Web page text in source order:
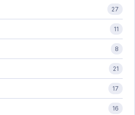
27
11
8
21
17
16